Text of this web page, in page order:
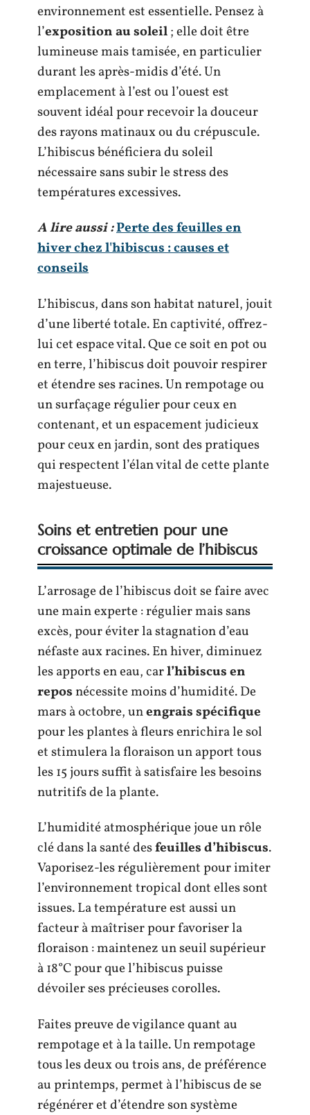
environnement est essentielle. Pensez à
l’exposition au soleil; elle doit être
lumineuse mais tamisée, en particulier
durant les après-midis d’été. Un
emplacement à l’est ou l’ouest est
souvent idéal pour recevoir la douceur
des rayons matinaux ou du crépuscule.
L’hibiscus bénéficiera du soleil
nécessaire sans subir le stress des
températures excessives.
A lire aussi :Perte des feuilles en
hiver chez l'hibiscus : causes et
conseils
L’hibiscus, dans son habitat naturel, jouit
d’une liberté totale. En captivité, offrez-
lui cet espace vital. Que ce soit en pot ou
en terre, l’hibiscus doit pouvoir respirer
et étendre ses racines. Un rempotage ou
un surfaçage régulier pour ceux en
contenant, et un espacement judicieux
pour ceux en jardin, sont des pratiques
qui respectent l’élan vital de cette plante
majestueuse.
Soins et entretien pour une
croissance optimale de l’hibiscus
L’arrosage de l’hibiscus doit se faire avec
une main experte : régulier mais sans
excès, pour éviter la stagnation d’eau
néfaste aux racines. En hiver, diminuez
les apports en eau, carl’hibiscus en
reposnécessite moins d’humidité. De
mars à octobre, unengrais spécifique
pour les plantes à fleurs enrichira le sol
et stimulera la floraison un apport tous
les 15 jours suffit à satisfaire les besoins
nutritifs de la plante.
L’humidité atmosphérique joue un rôle
clé dans la santé desfeuilles d’hibiscus.
Vaporisez-les régulièrement pour imiter
l’environnement tropical dont elles sont
issues. La température est aussi un
facteur à maîtriser pour favoriser la
floraison : maintenez un seuil supérieur
à 18°C pour que l’hibiscus puisse
dévoiler ses précieuses corolles.
Faites preuve de vigilance quant au
rempotage et à la taille. Un rempotage
tous les deux ou trois ans, de préférence
au printemps, permet à l’hibiscus de se
régénérer et d’étendre son système